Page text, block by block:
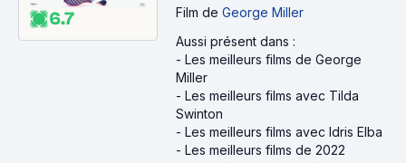
6.7 Film de George Miller
Aussi présent dans :
- Les meilleurs films de George
Miller
- Les meilleurs films avec Tilda
Swinton
- Les meilleurs films avec Idris Elba
- Les meilleurs films de 2022